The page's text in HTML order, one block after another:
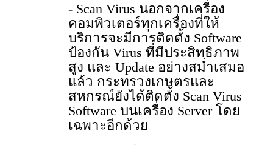
- Scan Virus นอกจากเครื่อง
คอมพิวเตอร์ทุกเครื่องที่ให้
บริการจะมีการติดตั้ง Software
ป้องกัน Virus ที่มีประสิทธิภาพ
สูง และ Update อย่างสม่ำเสมอ
แล้ว กระทรวงเกษตรและ
สหกรณ์ยังได้ติดตั้ง Scan Virus
Software บนเครื่อง Server โดย
เฉพาะอีกด้วย